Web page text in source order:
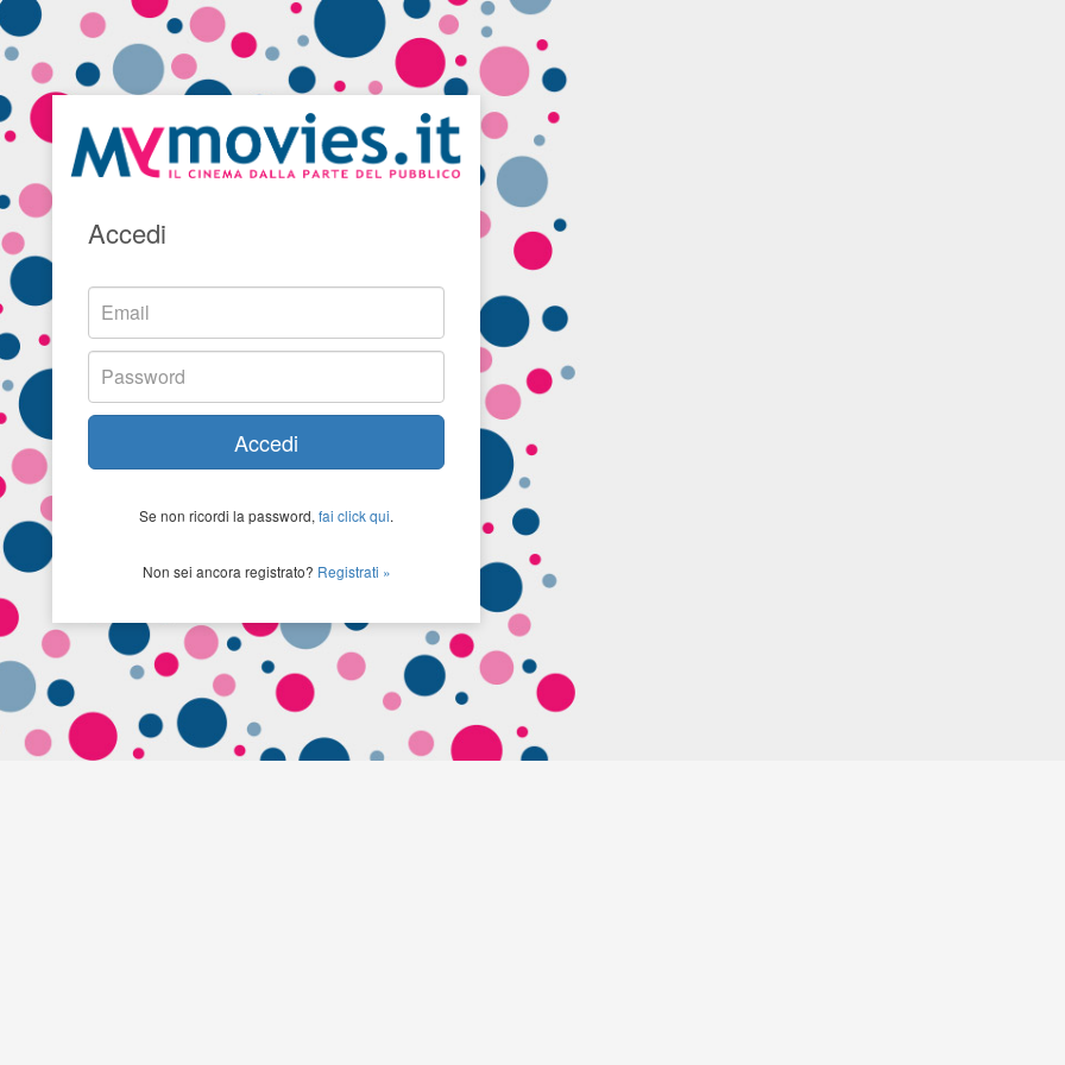
Accedi
Accedi
Se non ricordi la password, fai click qui.
Non sei ancora registrato? Registrati »